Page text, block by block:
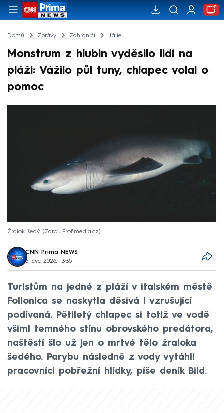
Domů Zprávy Zahraničí Itálie
Monstrum z hlubin vyděsilo lidi na
pláži: Vážilo půl tuny, chlapec volal o
pomoc
Žralok šedý Zdroj: Profimedia.cz
CNN Prima NEWS
6. čvc 2026, 13:35
Turistům na jedné z pláží v italském městě
Follonica se naskytla děsivá i vzrušující
podívaná. Pětiletý chlapec si totiž ve vodě
všiml temného stínu obrovského predátora,
naštěstí šlo už jen o mrtvé tělo žraloka
šedého. Parybu následně z vody vytáhli
pracovníci pobřežní hlídky, píše deník Bild.